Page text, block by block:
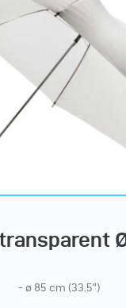
- ø 85 cm (33.5”)